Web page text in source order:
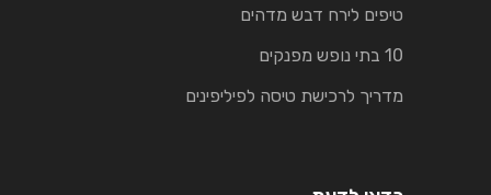
טיפים לירח דבש מדהים
10 בתי נופש מפנקים
מדריך לרכישת טיסה לפיליפינים